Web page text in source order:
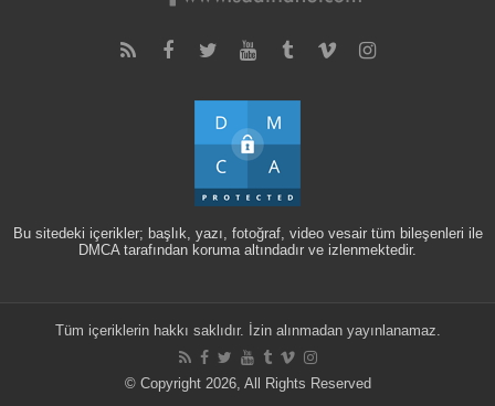
Bu sitedeki içerikler; başlık, yazı, fotoğraf, video vesair tüm bileşenleri ile
DMCA tarafından koruma altındadır ve izlenmektedir.
Tüm içeriklerin hakkı saklıdır. İzin alınmadan yayınlanamaz.
© Copyright 2026, All Rights Reserved